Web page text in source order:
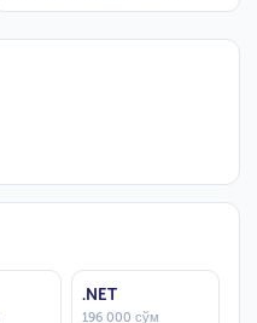
.NET
196 000 сўм